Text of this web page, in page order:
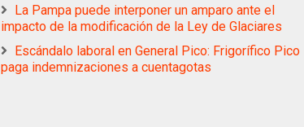
La Pampa puede interponer un amparo ante el
impacto de la modificación de la Ley de Glaciares
Escándalo laboral en General Pico: Frigorífico Pico
paga indemnizaciones a cuentagotas